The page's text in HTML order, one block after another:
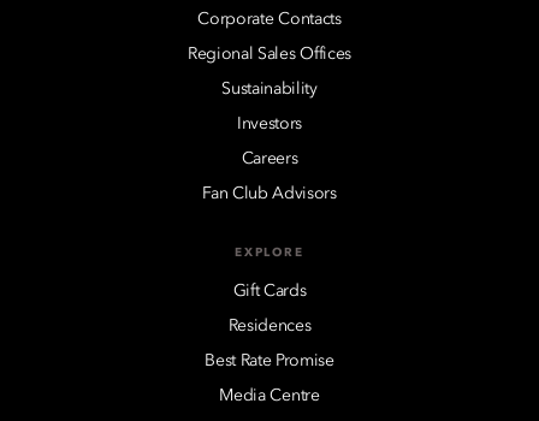
Corporate Contacts
Regional Sales Offices
Sustainability
Investors
Careers
Fan Club Advisors
EXPLORE
Gift Cards
Residences
Best Rate Promise
Media Centre